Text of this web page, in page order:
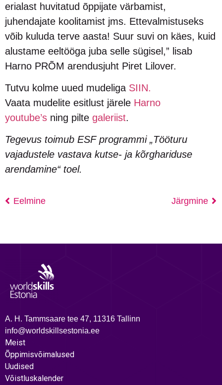
erialast huvitatud õppijate värbamist,
juhendajate koolitamist jms. Ettevalmistuseks
võib kuluda terve aasta! Suur suvi on käes, kuid
alustame eeltööga juba selle sügisel,” lisab
Harno PRÕM arendusjuht Piret Lilover.
Tutvu kolme uued mudeliga SIIN.
Vaata mudelite esitlust järele Harno
youtube’s ning pilte galeriist.
Tegevus toimub ESF programmi „Tööturu
vajadustele vastava kutse- ja kõrghariduse
arendamine“ toel.
Eelmine Järgmine
A. H. Tammsaare tee 47, 11316 Tallinn
info@worldskillsestonia.ee
Meist
Õppimisvõimalused
Uudised
Võistluskalender